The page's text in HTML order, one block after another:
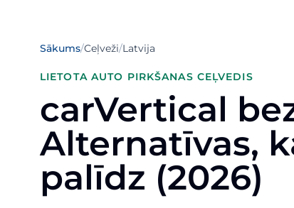
Sākums/Ceļveži/Latvija
LIETOTA AUTO PIRKŠANAS CEĻVEDIS
carVertical
Alternatīvas,
palīdz (2026)